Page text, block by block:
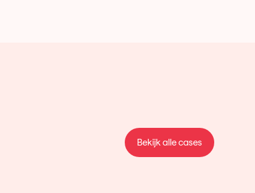
Bekijk alle cases